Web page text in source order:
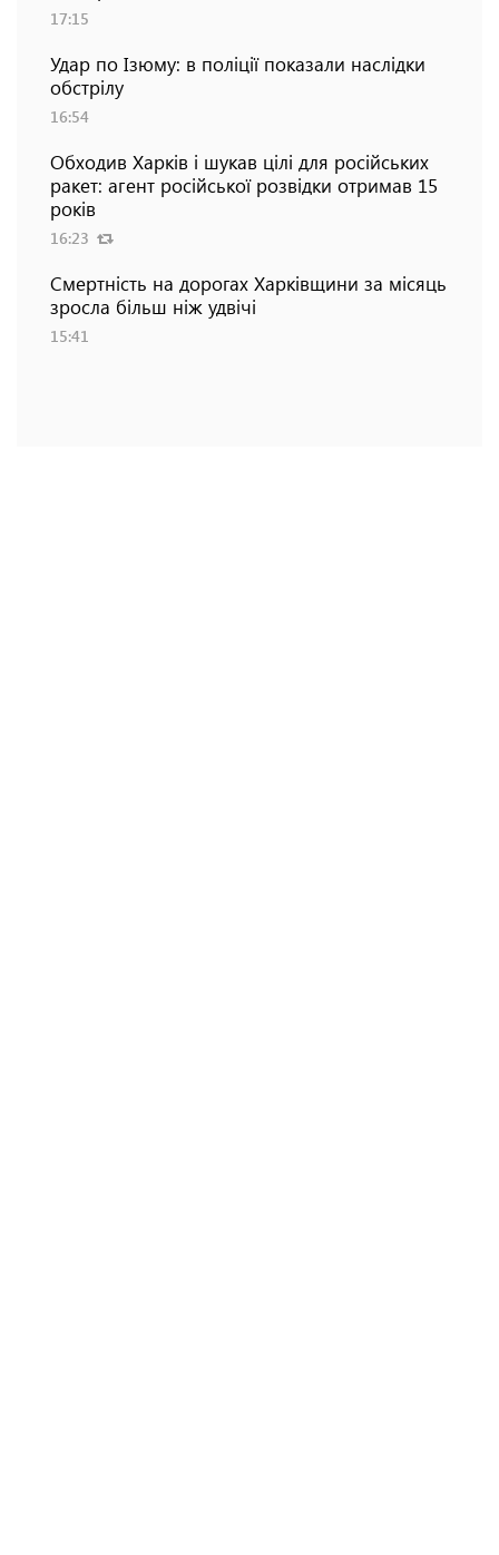
17:15
Удар по Ізюму: в поліції показали наслідки
обстрілу
16:54
Обходив Харків і шукав цілі для російських
ракет: агент російської розвідки отримав 15
років
16:23
Смертність на дорогах Харківщини за місяць
зросла більш ніж удвічі
15:41